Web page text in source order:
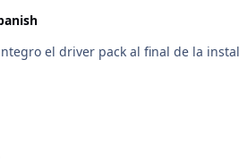
el driver pack al final de la